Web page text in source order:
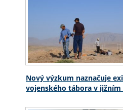
Nový výzkum naznačuje
vojenského tábora v